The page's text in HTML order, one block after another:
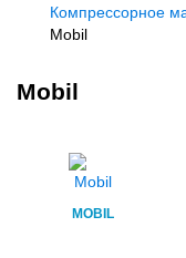
Компрессорное
Mobil
Mobil
MOBIL